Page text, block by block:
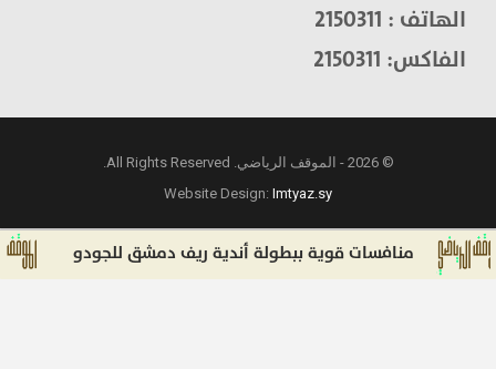
الهاتف : 2150311
الفاكس: 2150311
© 2026 - الموقف الرياضي. All Rights Reserved.
Website Design:Imtyaz.sy
منافسات قوية ببطولة أندية ريف دمشق للجودو